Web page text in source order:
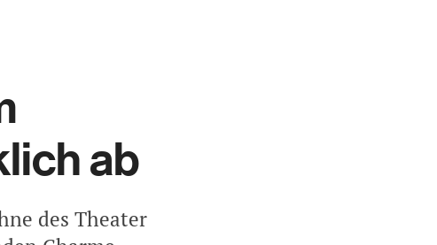
ab
des Theater